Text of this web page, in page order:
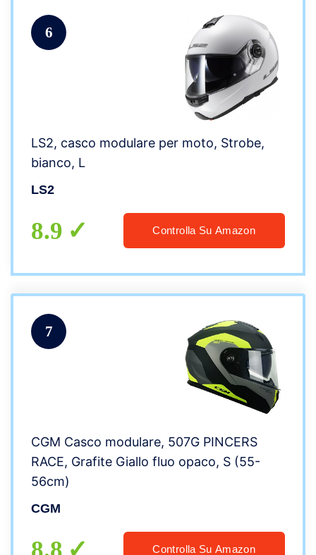
6
LS2, casco modulare per moto, Strobe,
bianco, L
LS2
8.9 Controlla Su Amazon
7
CGM Casco modulare, 507G PINCERS
RACE, Grafite Giallo fluo opaco, S (55-
56cm)
CGM
Controlla Su Amazon